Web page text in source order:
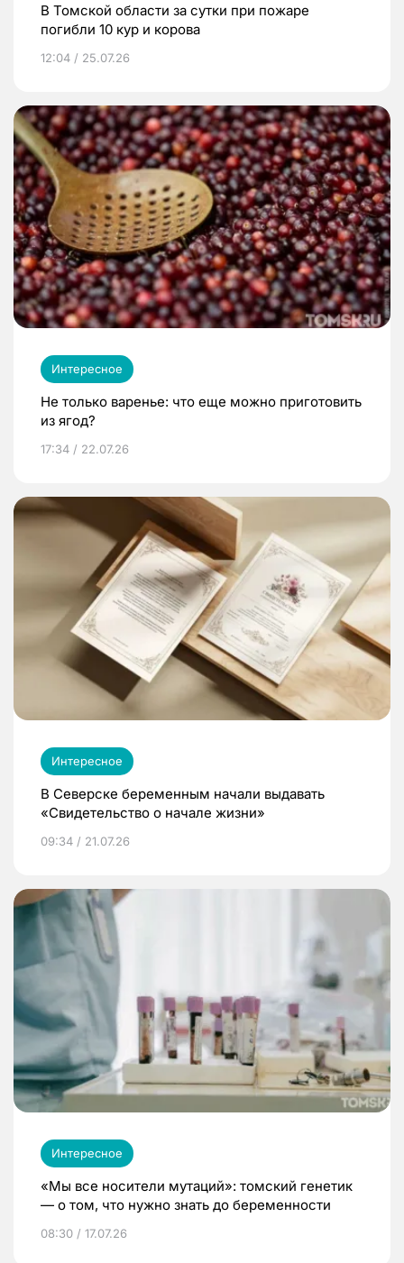
В Томской области за сутки при пожаре
погибли 10 кур и корова
12:04 / 25.07.26
Интересное
Не только варенье: что еще можно приготовить
из ягод?
17:34 / 22.07.26
Интересное
В Северске беременным начали выдавать
«Свидетельство о начале жизни»
09:34 / 21.07.26
Интересное
«Мы все носители мутаций»: томский генетик
— о том, что нужно знать до беременности
08:30 / 17.07.26